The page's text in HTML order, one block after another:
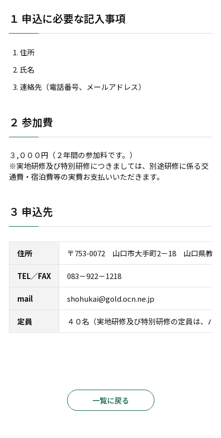
１ 申込に必要な記入事項
住所
氏名
連絡先（電話番号、メールアドレス）
２ 参加費
３,０００円（２年間の参加料です。）
※実地研修及び特別研修につきましては、別途研修に係る交
通費・宿泊費等の実費お支払いいただきます。
３ 申込先
住所 〒753-0072 山口市大手町2－18 山口県教
TEL／FAX 083－922－1218
mail shohukai@gold.ocn.ne.jp
定員 ４０名（実地研修及び特別研修の定員は、バ
一覧に戻る